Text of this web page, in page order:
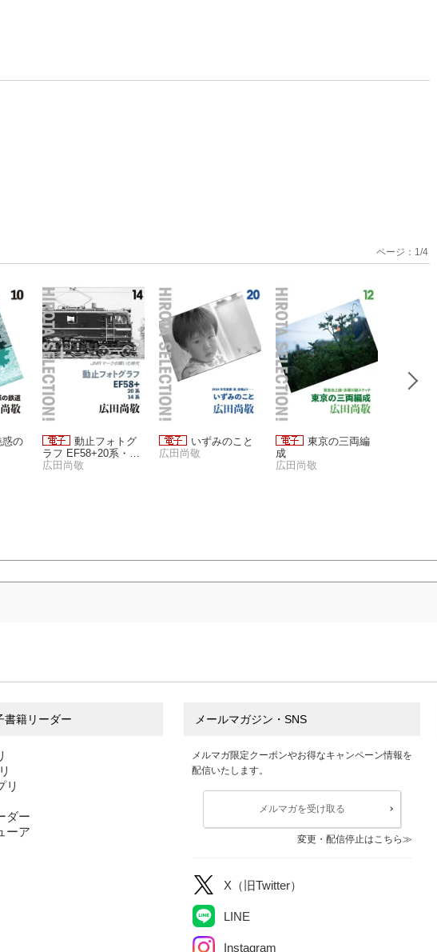
惑の
動止フォトグ
ラフ EF58+20系・14
系
広田尚敬
いずみのこと
広田尚敬
東京の三両編
成
広田尚敬
ページ： 1 /4
書籍リーダー
リ
ダー
ーア
メールマガジン・SNS
メルマガ限定クーポンやお得なキャンペーン情報を
配信いたします。
メルマガを受け取る
変更・配信停止はこちら
X（旧Twitter）
LINE
Instagram